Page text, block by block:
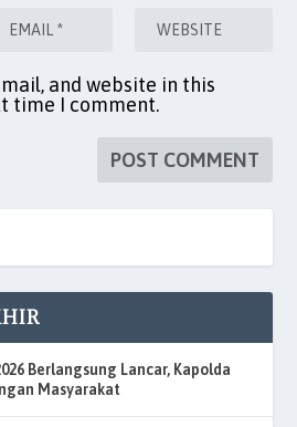
and website in this
time I comment.
Berlangsung Lancar, Kapolda
Masyarakat